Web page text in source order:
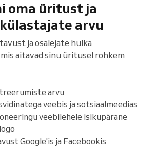
oma üritust ja
arvu
ja osalejate hulka
aitavad sinu üritusel rohkem
arvu
veebis ja sotsiaalmeedias
veebilehele isikupärane
Google'is ja Facebookis